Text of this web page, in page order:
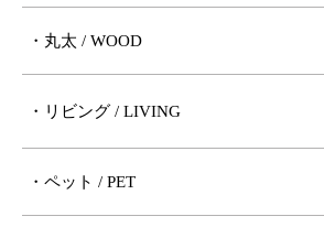
・丸太 / WOOD
・リビング / LIVING
・ペット / PET